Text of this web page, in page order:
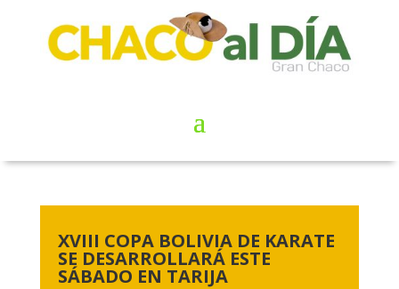
XVIII COPA BOLIVIA DE KARATE
SE DESARROLLARÁ ESTE
SÁBADO EN TARIJA